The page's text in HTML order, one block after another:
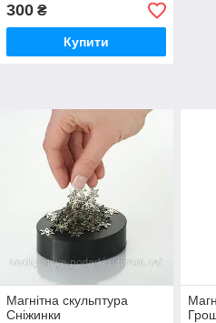
300₴
Купити
Магнітна скульптура
Сніжинки